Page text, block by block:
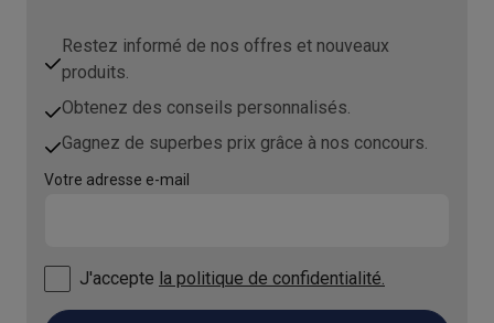
Restez informé de nos offres et nouveaux
produits.
Obtenez des conseils personnalisés.
Gagnez de superbes prix grâce à nos concours.
Votre adresse e-mail
J'accepte la politique de confidentialité.